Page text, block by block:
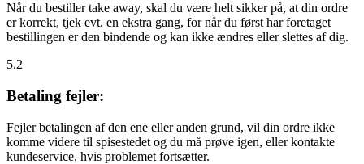
Når du bestiller take away, skal du være helt sikker på, at din ordre
er korrekt, tjek evt. en ekstra gang, for når du først har foretaget
bestillingen er den bindende og kan ikke ændres eller slettes af dig.
5.2
Betaling fejler:
Fejler betalingen af den ene eller anden grund, vil din ordre ikke
komme videre til spisestedet og du må prøve igen, eller kontakte
kundeservice, hvis problemet fortsætter.